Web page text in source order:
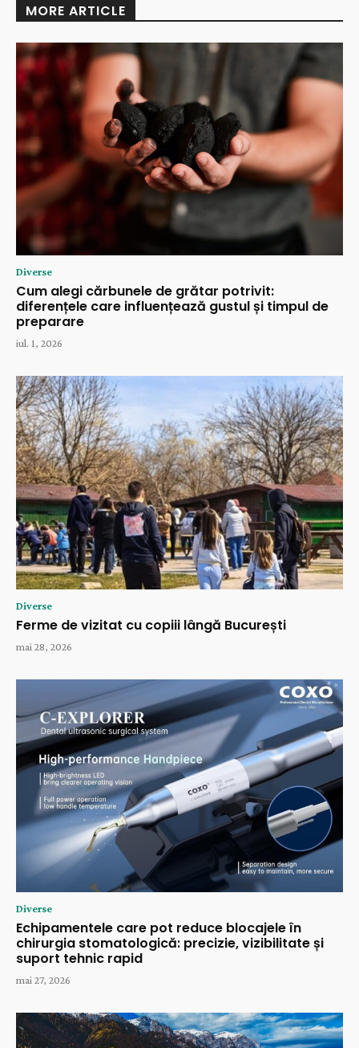
MORE ARTICLE
Diverse
Cum alegi cărbunele de grătar potrivit:
diferențele care influențează gustul și timpul de
preparare
iul. 1, 2026
Diverse
Ferme de vizitat cu copiii lângă București
mai 28, 2026
Diverse
Echipamentele care pot reduce blocajele în
chirurgia stomatologică: precizie, vizibilitate și
suport tehnic rapid
mai 27, 2026